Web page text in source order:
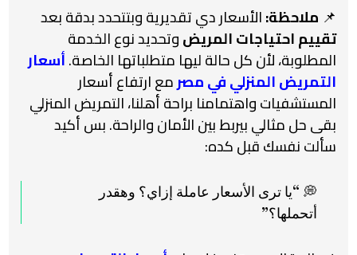
📌 ملاحظة:الأسعار دي تقديرية وبتتحدد بدقة بعد
تقييم احتياجات المريضوتحديد نوع الخدمة
المطلوبة، لأن كل حالة ليها متطلباتها الخاصة.أسعار
التمريض المنزلي في مصرمع ارتفاع أسعار
المستشفيات واهتمامنا براحة أهلنا، التمريض المنزلي
بقى حل مثالي بيربط بين الأمان والراحة. بس أكيد
سألت نفسك قبل كده:
💭 “يا ترى الأسعار عاملة إزاي؟ وهقدر
أتحملها؟”